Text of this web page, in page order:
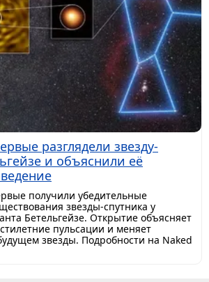
разглядели звезду-
и объяснили её
получили убедительные
звезды-спутника у
Бетельгейзе. Открытие объясняет
пульсации и меняет
звезды. Подробности на Naked